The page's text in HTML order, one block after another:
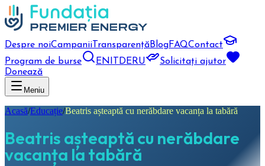
Despre noiCampanii TransparențăBlogFAQContact
Program de burse
EN DERU
Solicitați ajutor
Donează
Meniu
Acasă/Educație/Beatris așteaptă cu nerăbdare vacanța la tabără
Beatris așteaptă cu nerăbdare
vacanța la tabără